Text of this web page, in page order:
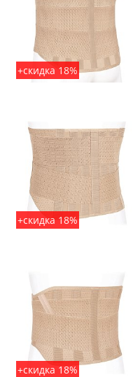
+скидка 18%
+скидка 18%
+скидка 18%